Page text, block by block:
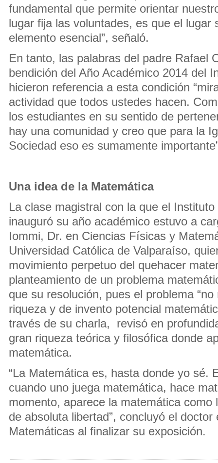
fundamental que permite orientar
lugar fija las voluntades, es que el lugar
elemento esencial”, señaló.
En tanto, las palabras del padre Rafael
bendición del Año Académico 2014 del
hicieron referencia a esta condición
actividad que todos ustedes hacen.
los estudiantes en su sentido de
hay una comunidad y creo que para la
Sociedad eso es sumamente
Una idea de la Matemática
La clase magistral con la que el
inauguró su año académico estuvo a
Iommi, Dr. en Ciencias Físicas y
Universidad Católica de Valparaíso,
movimiento perpetuo del quehacer
planteamiento de un problema
que su resolución, pues el problema
riqueza y de invento potencial
través de su charla, revisó en
gran riqueza teórica y filosófica donde
matemática.
“La Matemática es, hasta donde yo sé.
cuando uno juega matemática, hace
momento, aparece la matemática como
de absoluta libertad”, concluyó el
Matemáticas al finalizar su exposición.